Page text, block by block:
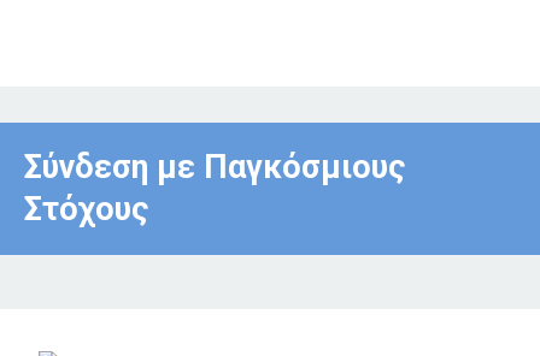
Σύνδεση με Παγκόσμιους
Στόχους